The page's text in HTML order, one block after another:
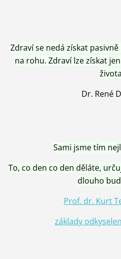
Zdraví se nedá získat
na rohu. Zdraví lze získat
života
Dr. René
Sami jsme tím
To, co den co den děláte,
dlouho
Prof. dr. Kurt
základy